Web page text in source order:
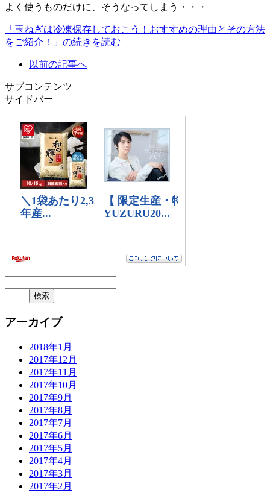
よく使うものだけに、そうなってしまう・・・
「玉ねぎは冷凍保存しておこう！おすすめの理由とその方法
をご紹介！」の続きを読む
以前の記事へ
サブコンテンツ
サイドバー
アーカイブ
2018年1月
2017年12月
2017年11月
2017年10月
2017年9月
2017年8月
2017年7月
2017年6月
2017年5月
2017年4月
2017年3月
2017年2月